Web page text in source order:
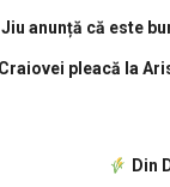
anunță că este
pleacă la
Din